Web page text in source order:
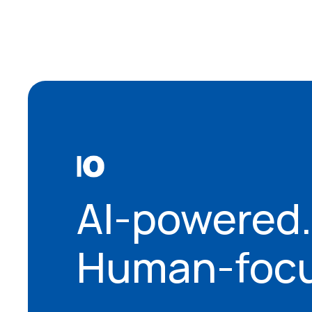
AI-powered.
Human-